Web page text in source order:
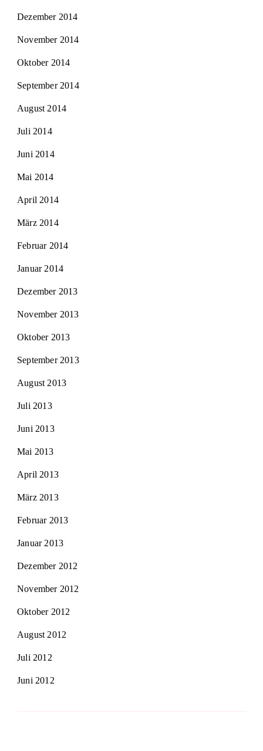
Dezember 2014
November 2014
Oktober 2014
September 2014
August 2014
Juli 2014
Juni 2014
Mai 2014
April 2014
März 2014
Februar 2014
Januar 2014
Dezember 2013
November 2013
Oktober 2013
September 2013
August 2013
Juli 2013
Juni 2013
Mai 2013
April 2013
März 2013
Februar 2013
Januar 2013
Dezember 2012
November 2012
Oktober 2012
August 2012
Juli 2012
Juni 2012